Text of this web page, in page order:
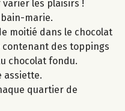
varier les plaisirs !
marie.
moitié dans le chocolat
des toppings
chocolat fondu.
assiette.
quartier de